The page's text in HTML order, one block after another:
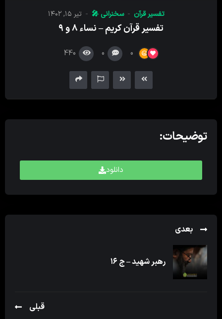
تفسیر قرآن سخنرانی 🎤 تیر ۱۵, ۱۴۰۲
تفسیر قرآن کریم – نساء ۸ و ۹
0
0
440
توضیحات:
دانلود
بعدی
رهبر شهید – ج ۱۶
قبلی